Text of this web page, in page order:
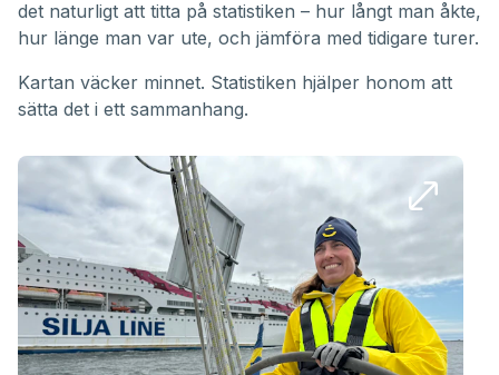
det naturligt att titta på statistiken – hur långt man åkte,
hur länge man var ute, och jämföra med tidigare turer.
Kartan väcker minnet. Statistiken hjälper honom att
sätta det i ett sammanhang.